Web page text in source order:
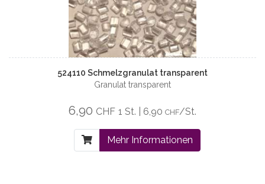
524110 Schmelzgranulat transparent
Granulat transparent
6,90 CHF 1 St. | 6,90 CHF/St.
Mehr Informationen